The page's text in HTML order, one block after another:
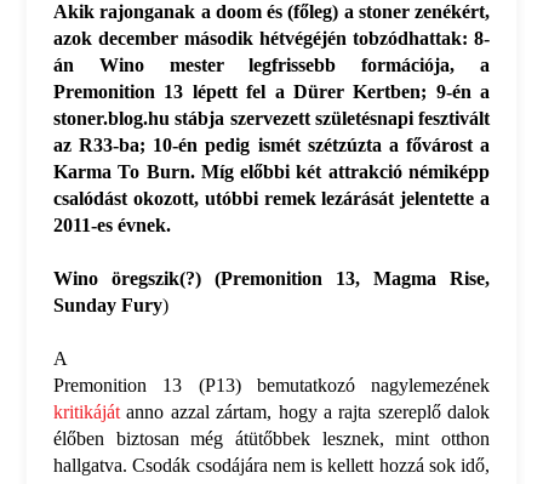
Akik rajonganak a doom és (főleg) a stoner zenékért,
azok december második hétvégéjén tobzódhattak: 8-
án Wino mester legfrissebb formációja, a
Premonition 13 lépett fel a Dürer Kertben; 9-én a
stoner.blog.hu stábja szervezett születésnapi fesztivált
az R33-ba; 10-én pedig ismét szétzúzta a fővárost a
Karma To Burn. Míg előbbi két attrakció némiképp
csalódást okozott, utóbbi remek lezárását jelentette a
2011-es évnek.
Wino öregszik(?) (Premonition 13, Magma Rise,
Sunday Fury)
A
Premonition 13 (P13) bemutatkozó nagylemezének
kritikáját anno azzal zártam, hogy a rajta szereplő dalok
élőben biztosan még átütőbbek lesznek, mint otthon
hallgatva. Csodák csodájára nem is kellett hozzá sok idő,